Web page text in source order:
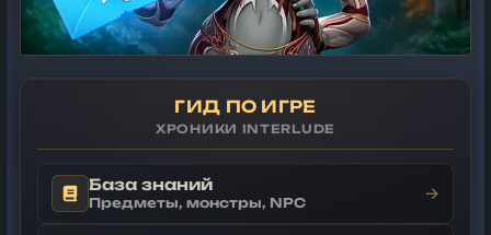
ГИД ПО ИГРЕ
ХРОНИКИ INTERLUDE
База знаний
Предметы, монстры, NPC →